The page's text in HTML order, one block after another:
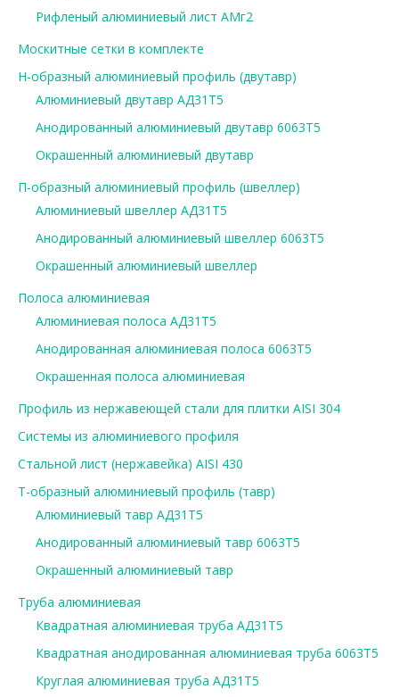
Рифленый алюминиевый лист АМг2
Москитные сетки в комплекте
Н-образный алюминиевый профиль (двутавр)
Алюминиевый двутавр АД31Т5
Анодированный алюминиевый двутавр 6063Т5
Окрашенный алюминиевый двутавр
П-образный алюминиевый профиль (швеллер)
Алюминиевый швеллер АД31Т5
Анодированный алюминиевый швеллер 6063Т5
Окрашенный алюминиевый швеллер
Полоса алюминиевая
Алюминиевая полоса АД31Т5
Анодированная алюминиевая полоса 6063Т5
Окрашенная полоса алюминиевая
Профиль из нержавеющей стали для плитки AISI 304
Системы из алюминиевого профиля
Стальной лист (нержавейка) AISI 430
Т-образный алюминиевый профиль (тавр)
Алюминиевый тавр АД31Т5
Анодированный алюминиевый тавр 6063Т5
Окрашенный алюминиевый тавр
Труба алюминиевая
Квадратная алюминиевая труба АД31Т5
Квадратная анодированная алюминиевая труба 6063Т5
Круглая алюминиевая труба АД31Т5